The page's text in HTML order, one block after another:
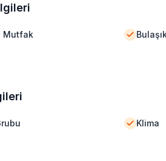
Mutfak
Klima